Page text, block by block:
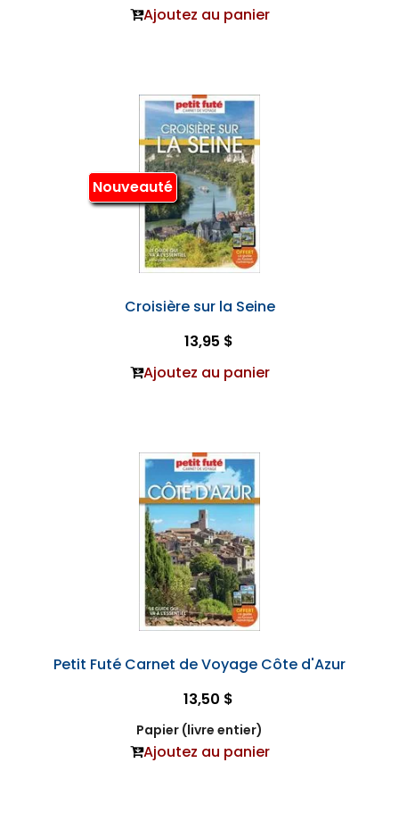
Ajoutez au panier
Nouveauté
Croisière sur la Seine
13,95 $
Ajoutez au panier
Petit Futé Carnet de Voyage Côte d'Azur
13,50 $
Papier (livre entier)
Ajoutez au panier